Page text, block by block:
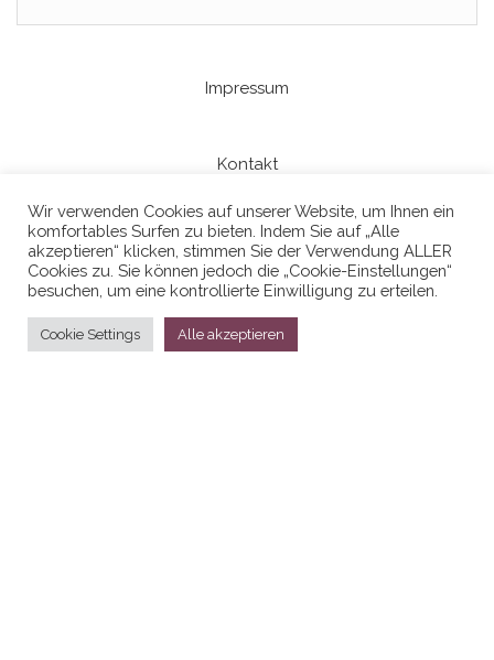
Impressum
Kontakt
Datenschutzerklaerung
Stolz präsentiert vonWordPress
Wir verwenden Cookies auf unserer Website, um Ihnen ein
komfortables Surfen zu bieten. Indem Sie auf „Alle
akzeptieren“ klicken, stimmen Sie der Verwendung ALLER
Cookies zu. Sie können jedoch die „Cookie-Einstellungen“
besuchen, um eine kontrollierte Einwilligung zu erteilen.
Cookie Settings Alle akzeptieren